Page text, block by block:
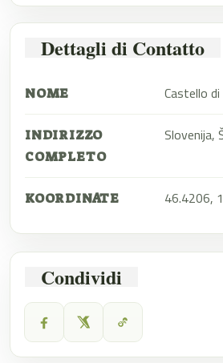
Dettagli di Contatto
NOME Castello
INDIRIZZO
COMPLETO
Slovenija,
KOORDINATE 46.4206,
Condividi